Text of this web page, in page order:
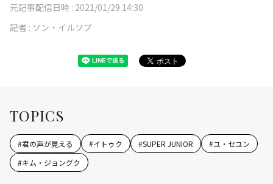
元記事配信日時 : 2021/01/29 14:30
記者 : ソン・イルソプ
TOPICS
#君の声が見える #イトゥク #SUPER JUNIOR #ユ・セユン
#キム・ジョングク